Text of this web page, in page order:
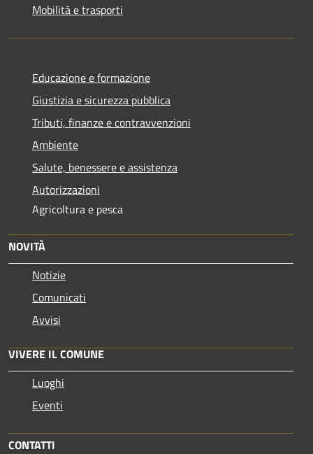
Mobilità e trasporti
Educazione e formazione
Giustizia e sicurezza pubblica
Tributi, finanze e contravvenzioni
Ambiente
Salute, benessere e assistenza
Autorizzazioni
Agricoltura e pesca
NOVITÀ
Notizie
Comunicati
Avvisi
VIVERE IL COMUNE
Luoghi
Eventi
CONTATTI